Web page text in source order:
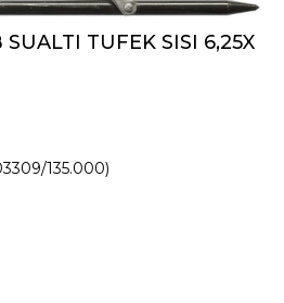
SUALTI TUFEK SISI 6,25X
135.000)